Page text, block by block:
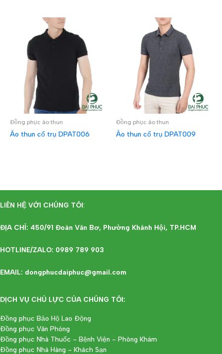
Đồng phục áo thun
Áo thun cổ trụ DPAT006
Đồng phục áo thun
Áo thun cổ trụ DPAT009
LIÊN HỆ VỚI CHÚNG TÔI:
ĐỊA CHỈ: 450/91 Đoàn Văn Bơ, Phường Khánh Hội, TP.HCM
HOTLINE/ZALO: 0989 789 903
EMAIL: dongphucdaiphuc@gmail.com
DỊCH VỤ CHỦ LỰC CỦA CHÚNG TÔI:
Đồng phục Bảo Hộ Lao Động
Đồng phục Văn Phòng
Đồng phục Nhà Thuốc - Bệnh Viện - Phòng Khám
Đồng phục Nhà Hàng - Khách Sạn